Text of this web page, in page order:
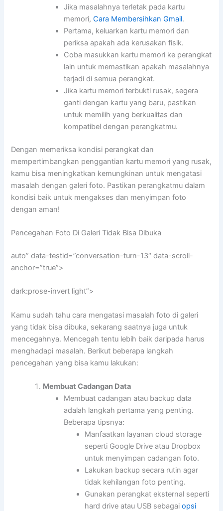
Jika masalahnya terletak pada kartu
memori,Cara Membersihkan Gmail.
Pertama, keluarkan kartu memori dan
periksa apakah ada kerusakan fisik.
Coba masukkan kartu memori ke perangkat
lain untuk memastikan apakah masalahnya
terjadi di semua perangkat.
Jika kartu memori terbukti rusak, segera
ganti dengan kartu yang baru, pastikan
untuk memilih yang berkualitas dan
kompatibel dengan perangkatmu.
Dengan memeriksa kondisi perangkat dan
mempertimbangkan penggantian kartu memori yang rusak,
kamu bisa meningkatkan kemungkinan untuk mengatasi
masalah dengan galeri foto. Pastikan perangkatmu dalam
kondisi baik untuk mengakses dan menyimpan foto
dengan aman!
Pencegahan Foto Di Galeri Tidak Bisa Dibuka
auto” data-testid=”conversation-turn-13″ data-scroll-
anchor=”true”>
dark:prose-invert light”>
Kamu sudah tahu cara mengatasi masalah foto di galeri
yang tidak bisa dibuka, sekarang saatnya juga untuk
mencegahnya. Mencegah tentu lebih baik daripada harus
menghadapi masalah. Berikut beberapa langkah
pencegahan yang bisa kamu lakukan:
Membuat Cadangan Data
Membuat cadangan atau backup data
adalah langkah pertama yang penting.
Beberapa tipsnya:
Manfaatkan layanan cloud storage
seperti Google Drive atau Dropbox
untuk menyimpan cadangan foto.
Lakukan backup secara rutin agar
tidak kehilangan foto penting.
Gunakan perangkat eksternal seperti
hard drive atau USB sebagai opsi